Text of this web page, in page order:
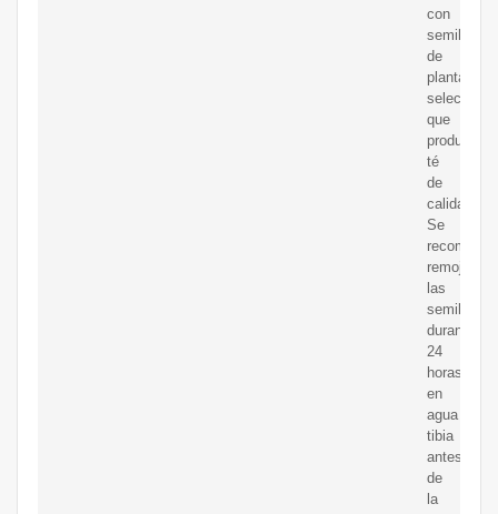
con
semillas
de
plantas
que
producen
té
de
calidad.
Se
remojar
las
semillas
durante
24
horas
en
agua
tibia
antes
de
la